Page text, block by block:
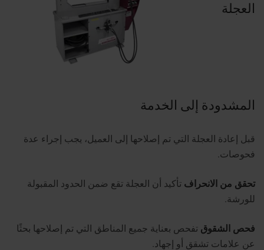
العجلة
المشدودة إلى الخدمة
قبل إعادة العجلة التي تم إصلاحها إلى العميل، يجب إجراء عدة
فحوصات.
تحقق من الانحراف تأكيد أن العجلة تقع ضمن الحدود المقبولة
للورشة.
فحص الشقوق تفحص بعناية جميع المناطق التي تم إصلاحها بحثًا
عن علامات تشقق أو إجهاد.